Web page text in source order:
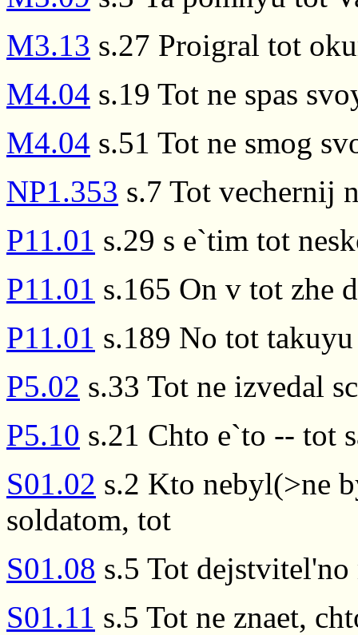
M3.13 s.27 Proigral tot
M4.04 s.19 Tot ne spas
M4.04 s.51 Tot ne smog
NP1.353 s.7 Tot vechernij
P11.01 s.29 s e`tim tot
P11.01 s.165 On v tot zhe
P11.01 s.189 No tot
P5.02 s.33 Tot ne izvedal
P5.10 s.21 Chto e`to -- tot
S01.02 s.2 Kto nebyl(>ne
soldatom, tot
S01.08 s.5 Tot dejstvitel'no
S01.11 s.5 Tot ne znaet,